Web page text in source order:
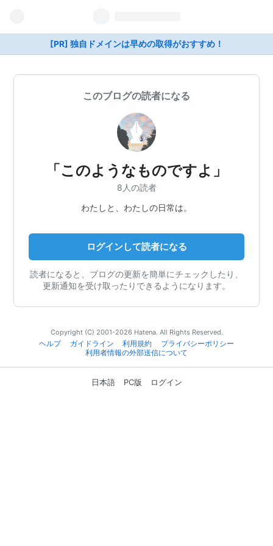
[PR] 独自ドメインは早めの取得がおすすめ！
このブログの読者になる
「このようなものですよ」
8人の読者
わたしと、わたしの日常は。
ログインして読者になる
読者になると、ブログの更新を簡単にチェックしたり、
更新通知を受け取ったりできるようになります。
Copyright (C) 2001-2026 Hatena. All Rights Reserved.
ヘルプ
ガイドライン 利用規約
プライバシーポリシー
利用者情報の外部送信について
日本語 PC版 ログイン